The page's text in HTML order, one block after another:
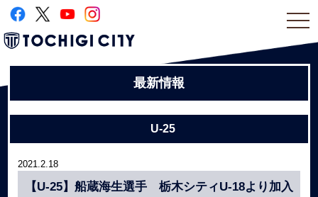
最新情報
U-25
2021.2.18
【U-25】船蔵海生選手 栃木シティU-18より加入